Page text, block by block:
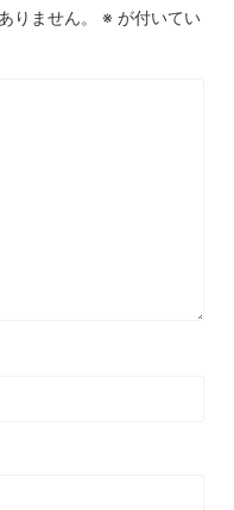
りません。 ※ が付いてい